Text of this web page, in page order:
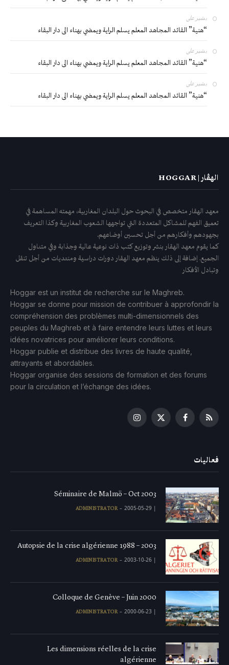
بشير على
“هنية” القائد المجاهد المعلم يسلم الراية ويمضي بهناء الى دار البقاء
بشير على
“هنية” القائد المجاهد المعلم يسلم الراية ويمضي بهناء الى دار البقاء
بشير على
“هنية” القائد المجاهد المعلم يسلم الراية ويمضي بهناء الى دار البقاء
الهڤار | HOGGAR
معهد الهقار متخصص في البحوث حول البلدان المغاربية، مهمته المساهمة في
تعميق الفهم للمشاكل المتعددة التي تواجهها الشعوب المغاربية وكذا التعريف
بجهودهم وأفكارهم من أجل تحسين أوضاعهم.
كما يقوم معهد الهقار بنشر وتوزيع كتب ذات نوعية عالية وجذابة وفي متناول
الجميع. إضافة إلى ذلك ينظم معهد الهقار دورات دراسية ومنتديات من أجل تنقل
وتبادل الأفكار
Hoggar est un institut de recherche sur le Maghreb.
Hoggar se donne pour mission de contribuer à approfondir la
compréhension des problèmes multi-dimensionnels des
peuples du Maghreb et à faire entendre leurs luttes et leurs
idées novatrices pour améliorer leurs conditions.
Hoggar publie et distribue des livres de haute qualité,
attrayants et abordables.
Hoggar organise des sessions de formation et des forums
pour la circulation et l’échange des idées.
RSS
Facebook
X
Instagram
فعاليات
Séminaire de Malmö – Oct 2003
|
ADMINISTRATOR 2005-05-29
Autopsie de la crise algérienne 1988 – 2003
|
ADMINISTRATOR 2003-10-26
Colloque de Genève – Juin 2000
|
ADMINISTRATOR 2000-06-23
Les dimensions réelles de la crise
algérienne